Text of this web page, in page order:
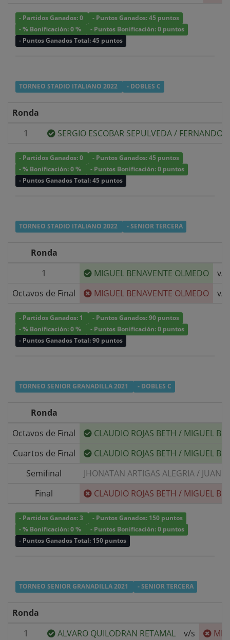
- Partidos Ganados: 0
- Puntos Ganados: 45 puntos
- % Bonificación: 0 %
- Puntos Bonificación: 0 puntos
- Puntos Ganados Total: 45 puntos
TORNEO STADIO ITALIANO 2022 - DOBLES C
Ronda
1
SERGIO ESCOBAR SEPULVEDA/ FERNANDO
- Partidos Ganados: 0
- Puntos Ganados: 45 puntos
- % Bonificación: 0 %
- Puntos Bonificación: 0 puntos
- Puntos Ganados Total: 45 puntos
TORNEO STADIO ITALIANO 2022 - SENIOR TERCERA
Ronda
1
MIGUEL BENAVENTE OLMEDO
v/s
Octavos de Final
MIGUEL BENAVENTE OLMEDO v/s
- Partidos Ganados: 1
- Puntos Ganados: 90 puntos
- % Bonificación: 0 %
- Puntos Bonificación: 0 puntos
- Puntos Ganados Total: 90 puntos
TORNEO SENIOR GRANADILLA 2021 - DOBLES C
Ronda
Octavos de Final
CLAUDIO ROJAS BETH / MIGUEL
Cuartos de Final
CLAUDIO ROJAS BETH / MIGUEL
Semifinal
JHONATAN ARTIGAS ALEGRIA/ JUAN
Final
CLAUDIO ROJAS BETH / MIGUEL
- Partidos Ganados: 3
- Puntos Ganados: 150 puntos
- % Bonificación: 0 %
- Puntos Bonificación: 0 puntos
- Puntos Ganados Total: 150 puntos
TORNEO SENIOR GRANADILLA 2021 - SENIOR TERCERA
Ronda
1
ALVARO QUILODRAN RETAMAL v/s